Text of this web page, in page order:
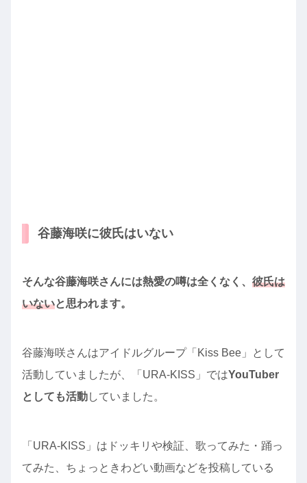
谷藤海咲に彼氏はいない
そんな谷藤海咲さんには熱愛の噂は全くなく、 彼氏は
いないと思われます。
谷藤海咲さんはアイドルグループ「Kiss Bee」として
活動していましたが、「URA-KISS」ではYouTuber
としても活動していました。
「URA-KISS」はドッキリや検証、歌ってみた・踊っ
てみた、ちょっときわどい動画などを投稿している